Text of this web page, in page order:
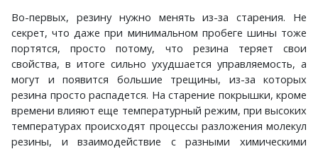
Во-первых, резину нужно менять из-за старения. Не
секрет, что даже при минимальном пробеге шины тоже
портятся, просто потому, что резина теряет свои
свойства, в итоге сильно ухудшается управляемость, а
могут и появится большие трещины, из-за которых
резина просто распадется. На старение покрышки, кроме
времени влияют еще температурный режим, при высоких
температурах происходят процессы разложения молекул
резины, и взаимодействие с разными химическими